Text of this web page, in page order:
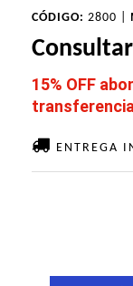
CÓDIGO: 2800 |
Consultar
15% OFF
ENTREGA